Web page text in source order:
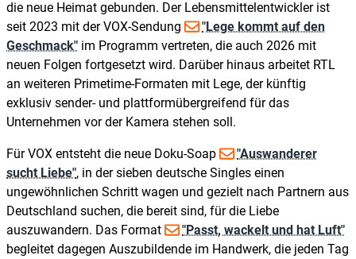
die neue Heimat gebunden. Der Lebensmittelentwickler ist
seit 2023 mit der VOX-Sendung
"Lege kommt auf den
Geschmack" im Programm vertreten, die auch 2026 mit
neuen Folgen fortgesetzt wird. Darüber hinaus arbeitet RTL
an weiteren Primetime-Formaten mit Lege, der künftig
exklusiv sender- und plattformübergreifend für das
Unternehmen vor der Kamera stehen soll.
Für VOX entsteht die neue Doku-Soap
"Auswanderer
sucht Liebe", in der sieben deutsche Singles einen
ungewöhnlichen Schritt wagen und gezielt nach Partnern aus
Deutschland suchen, die bereit sind, für die Liebe
auszuwandern. Das Format
"Passt, wackelt und hat Luft"
begleitet dagegen Auszubildende im Handwerk, die jeden Tag